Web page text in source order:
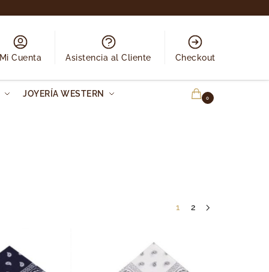
Mi Cuenta Asistencia al Cliente Checkout
JOYERÍA WESTERN 0
1 2